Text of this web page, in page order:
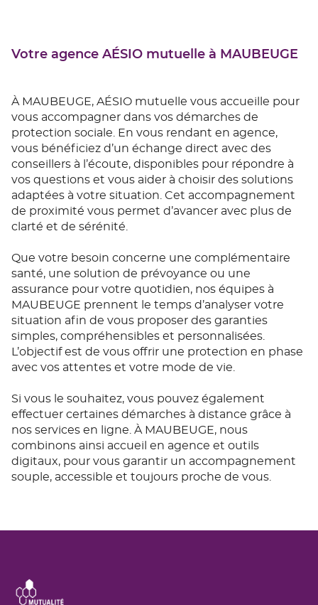
Votre agence AÉSIO mutuelle à MAUBEUGE
À MAUBEUGE, AÉSIO mutuelle vous accueille pour
vous accompagner dans vos démarches de
protection sociale. En vous rendant en agence,
vous bénéficiez d’un échange direct avec des
conseillers à l’écoute, disponibles pour répondre à
vos questions et vous aider à choisir des solutions
adaptées à votre situation. Cet accompagnement
de proximité vous permet d’avancer avec plus de
clarté et de sérénité.
Que votre besoin concerne une complémentaire
santé, une solution de prévoyance ou une
assurance pour votre quotidien, nos équipes à
MAUBEUGE prennent le temps d’analyser votre
situation afin de vous proposer des garanties
simples, compréhensibles et personnalisées.
L’objectif est de vous offrir une protection en phase
avec vos attentes et votre mode de vie.
Si vous le souhaitez, vous pouvez également
effectuer certaines démarches à distance grâce à
nos services en ligne. À MAUBEUGE, nous
combinons ainsi accueil en agence et outils
digitaux, pour vous garantir un accompagnement
souple, accessible et toujours proche de vous.